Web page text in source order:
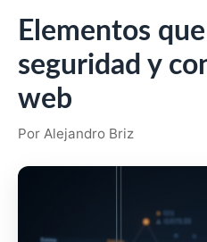
Elementos
seguridad y
web
Por Alejandro Briz